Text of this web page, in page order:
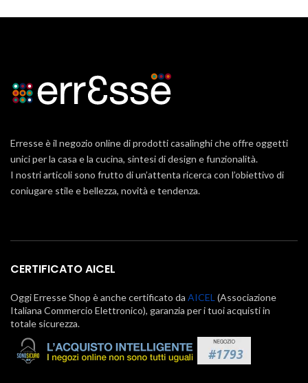
Erresse è il negozio online di prodotti casalinghi che offre oggetti
unici per la casa e la cucina, sintesi di design e funzionalità.
I nostri articoli sono frutto di un’attenta ricerca con l’obiettivo di
coniugare stile e bellezza, novità e tendenza.
CERTIFICATO AICEL
Oggi Erresse Shop è anche certificato da AICEL (Associazione
Italiana Commercio Elettronico), garanzia per i tuoi acquisti in
totale sicurezza.